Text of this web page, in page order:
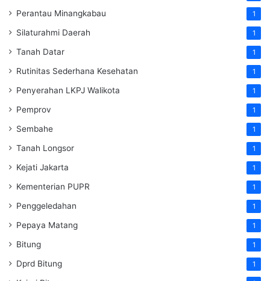
Perantau Minangkabau 1
Silaturahmi Daerah 1
Tanah Datar 1
Rutinitas Sederhana Kesehatan 1
Penyerahan LKPJ Walikota 1
Pemprov 1
Sembahe 1
Tanah Longsor 1
Kejati Jakarta 1
Kementerian PUPR 1
Penggeledahan 1
Pepaya Matang 1
Bitung 1
Dprd Bitung 1